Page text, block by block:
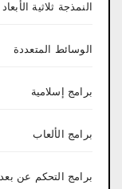
النمذجة ثلاثية الأبعاد
الوسائط المتعددة
برامج إسلامية
برامج الألعاب
برامج التحكم عن بعد